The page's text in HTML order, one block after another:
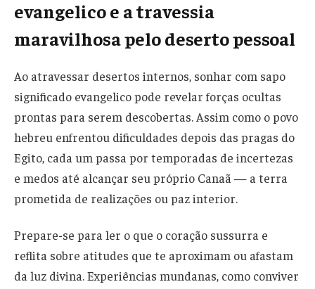
evangelico e a travessia
maravilhosa pelo deserto pessoal
Ao atravessar desertos internos, sonhar com sapo
significado evangelico pode revelar forças ocultas
prontas para serem descobertas. Assim como o povo
hebreu enfrentou dificuldades depois das pragas do
Egito, cada um passa por temporadas de incertezas
e medos até alcançar seu próprio Canaã — a terra
prometida de realizações ou paz interior.
Prepare-se para ler o que o coração sussurra e
reflita sobre atitudes que te aproximam ou afastam
da luz divina. Experiências mundanas, como conviver